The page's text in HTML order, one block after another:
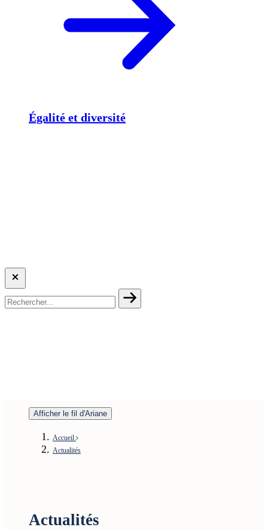
Égalité et diversité
Afficher le fil d'Ariane
Accueil
Actualités
Actualités